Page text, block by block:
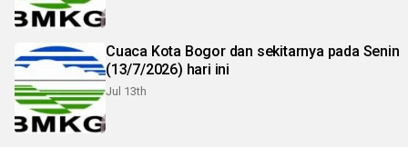
Cuaca Kota Bogor dan sekitarnya pada Senin
(13/7/2026) hari ini
Jul 13th